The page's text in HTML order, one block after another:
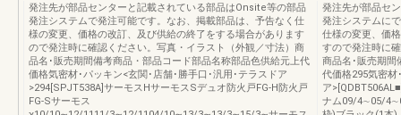
発注先が部品センターと記載されている部品はOnsite等の部品
発注システムで発注可能です。なお、掲載部品は、予告なく仕
様の変更、価格の改訂、及び供給の終了をする場合があります
ので発注時に確認ください。写真・イラスト（外観／寸法）商
品名･販売期間備考商品・部品コード部品名称部品色供給元上代
価格気密材･パッキン<玄関･店舗･勝手口･汎用･テラスドア
>294[SPJT538A]サーモスHサーモスSデュオ防火戸FG-H防火戸
FG-Sサーモス
発注先が部品セ
発注システムに
仕様の変更、価
すので発注時に
商品名･販売期間
代価格295気密材
ア
ナム09/4∼05/